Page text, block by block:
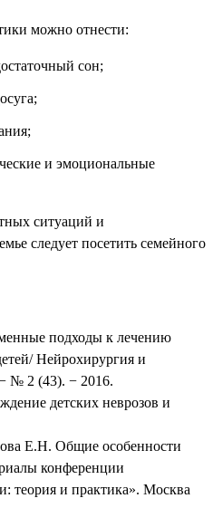
можно отнести:
сон;
и эмоциональные
ситуаций и
следует посетить семейного
подходы к лечению
Нейрохирургия и
№ 2 (43). − 2016.
детских неврозов и
Е.Н. Общие особенности
конференции
теория и практика». Москва